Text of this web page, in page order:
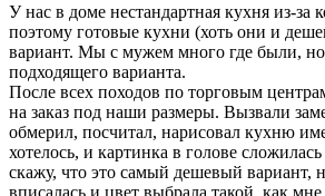
У нас в доме нестандартная кухня из-за
поэтому готовые кухни (хоть они и
вариант. Мы с мужем много где были,
подходящего варианта.
После всех походов по торговым
на заказ под наши размеры. Вызвали
обмерил, посчитал, нарисовал кухню
хотелось, и картинка в голове
скажу, что это самый дешевый вариант,
вписалась и цвет выбрала такой, как мне